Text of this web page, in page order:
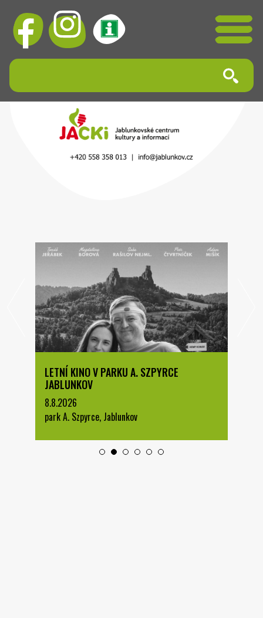
LETNÍ KINO V PARKU A. SZPYRCE
JABLUNKOV
8.8.2026
park A. Szpyrce, Jablunkov